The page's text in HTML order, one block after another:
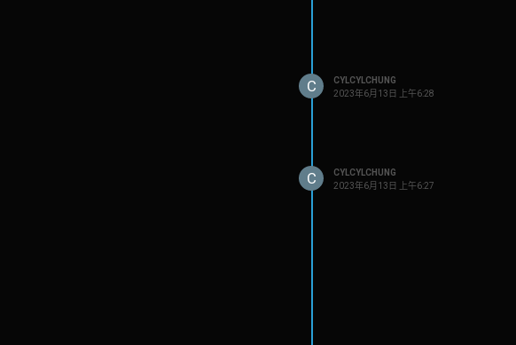
C
CYLCYLCHUNG
2023年6月13日 上午6:28
C
CYLCYLCHUNG
2023年6月13日 上午6:27